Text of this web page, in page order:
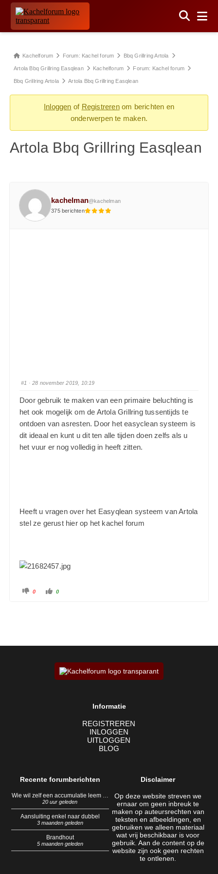
Kachelforum Forum: Kachel forum Bbq Grillring Artola
Artola Bbq Grillring Easqlean Kachelforum Forum: Kachel forum
Bbq Grillring Artola Artola Bbq Grillring Easqlean
Inloggen of Registrerenom berichten en
onderwerpen te maken.
Artola Bbq Grillring Easqlean
kachelman@kachelman
375 berichten
#1 · 28 november 2019, 10:19
Door gebruik te maken van een primaire beluchting is
het ook mogelijk om de Artola Grillring tussentijds te
ontdoen van asresten. Door het easyclean systeem is
dit ideaal en kunt u dit ten alle tijden doen zelfs als u
het vuur er nog volledig in heeft zitten.
Heeft u vragen over het Easyqlean systeem van Artola
stel ze gerust hier op het kachel forum
0 0
Informatie
REGISTREREN
INLOGGEN
UITLOGGEN
BLOG
Recente forumberichten
Wie wil zelf een accumulatie leem …
20 uur geleden
Aansluiting enkel naar dubbel
3 maanden geleden
Brandhout
5 maanden geleden
Disclaimer
Op deze website streven we
ernaar om geen inbreuk te
maken op auteursrechten van
teksten en afbeeldingen, en
gebruiken we alleen materiaal
wat vrij beschikbaar is voor
gebruik. Aan de content op de
website zijn ook geen rechten
te ontlenen.